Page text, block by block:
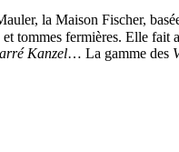
la Maison Fischer,
tommes fermières. Elle
Kanzel… La gamme des